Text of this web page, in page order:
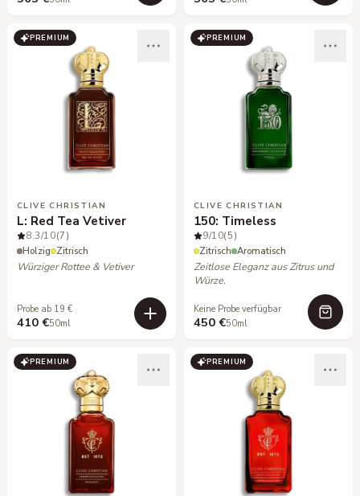
PREMIUM
CLIVE CHRISTIAN
L: Red Tea Vetiver
8.3/10(7)
Holzig Zitrisch
Würziger Rottee & Vetiver
Probe ab 19 €
410 €50ml
PREMIUM
CLIVE CHRISTIAN
150: Timeless
9/10(5)
Zitrisch Aromatisch
Zeitlose Eleganz aus Zitrus und
Würze.
Keine Probe verfügbar
450 €50ml
PREMIUM PREMIUM